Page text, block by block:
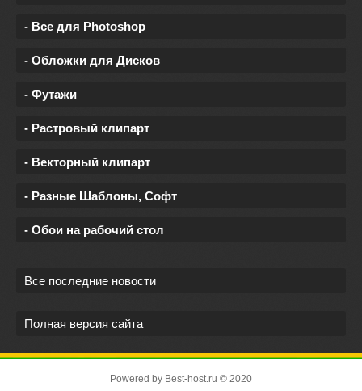
- Все для Photoshop
- Обложки для Дисков
- Футажи
- Растровый клипарт
- Векторный клипарт
- Разные Шаблоны, Софт
- Обои на рабочий стол
Все последние новости
Полная версия сайта
Powered by Best-host.ru © 2020